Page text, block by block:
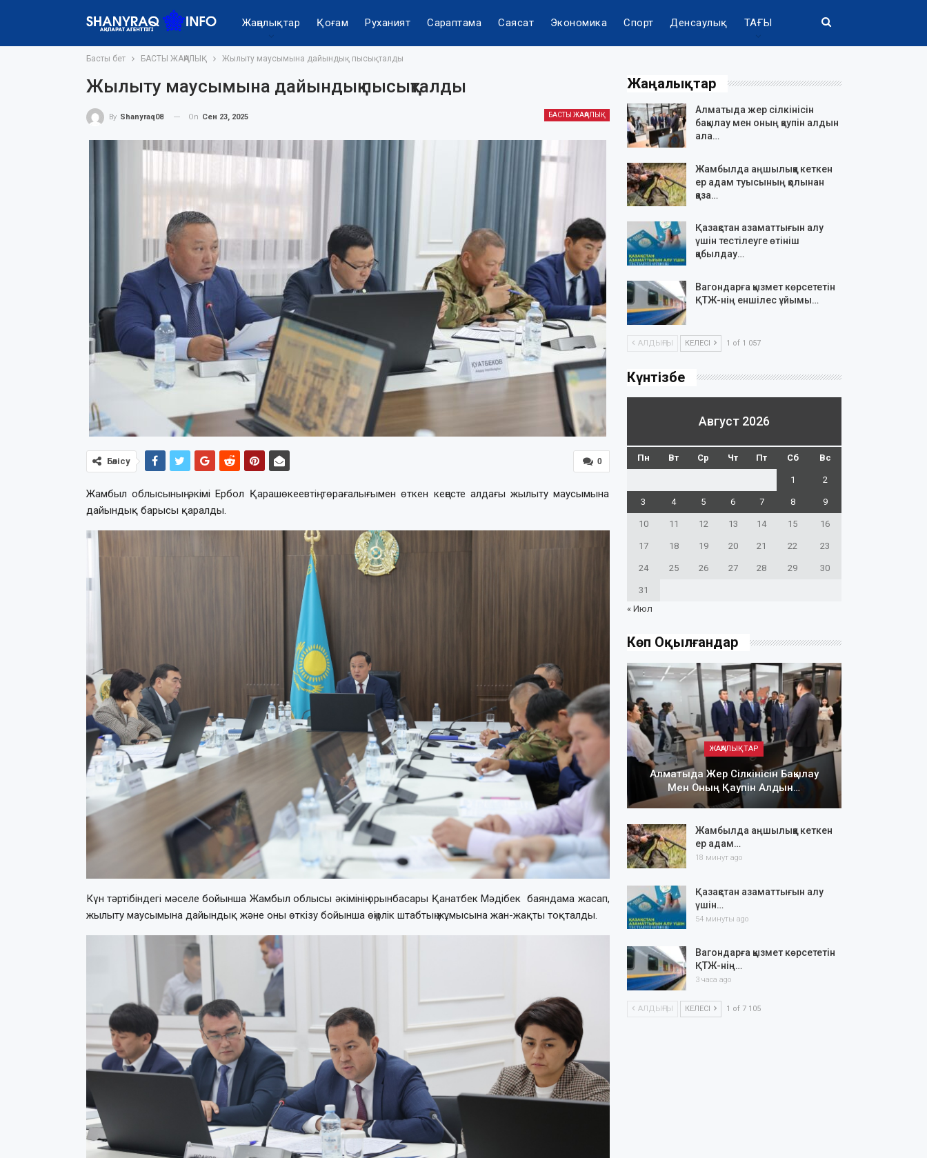
Жаңалықтар Қоғам Руханият Сараптама Саясат Экономика Спорт Денсаулық ТАҒЫ
Басты бет БАСТЫ ЖАҢАЛЫҚ Жылыту маусымына дайындық пысықталды
Жылыту маусымына дайындық пысықталды
БАСТЫ ЖАҢАЛЫҚ
By Shanyraq08 On Сен 23, 2025
0
Бөлісу
Жамбыл облысының әкімі Ербол Қарашөкеевтің төрағалығымен өткен кеңесте алдағы жылыту маусымына
дайындық барысы қаралды.
Күн тәртібіндегі мәселе бойынша Жамбыл облысы әкімінің орынбасары Қанатбек Мәдібек баяндама жасап,
жылыту маусымына дайындық және оны өткізу бойынша өңірлік штабтың жұмысына жан-жақты тоқталды.
Жаңалықтар
Алматыда жер сілкінісін
бақылау мен оның қаупін алдын
ала…
Жамбылда аңшылыққа кеткен
ер адам туысының қолынан
қаза…
Қазақстан азаматтығын алу
үшін тестілеуге өтініш
қабылдау…
Вагондарға қызмет көрсететін
ҚТЖ-нің еншілес ұйымы…
АЛДЫҢҒЫ КЕЛЕСІ 1 of 1 057
Күнтізбе
Август 2026
Пн Вт Ср Чт Пт Сб Вс
1 2
3 4 5 6 7 8 9
10 11 12 13 14 15 16
17 18 19 20 21 22 23
24 25 26 27 28 29 30
31
« Июл
Көп Оқылғандар
ЖАҢАЛЫҚТАР
Алматыда Жер Сілкінісін Бақылау
Мен Оның Қаупін Алдын…
Жамбылда аңшылыққа кеткен
ер адам…
18 минут ago
Қазақстан азаматтығын алу
үшін…
54 минуты ago
Вагондарға қызмет көрсететін
ҚТЖ-нің…
3 часа ago
АЛДЫҢҒЫ КЕЛЕСІ 1 of 7 105